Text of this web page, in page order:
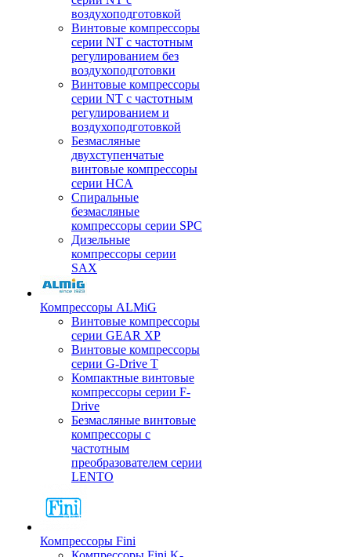
воздухоподготовкой
Винтовые компрессоры
серии NT с частотным
регулированием без
воздухоподготовки
Винтовые компрессоры
серии NT с частотным
регулированием и
воздухоподготовкой
Безмасляные
двухступенчатые
винтовые компрессоры
серии HCA
Спиральные
безмасляные
компрессоры серии SPC
Дизельные
компрессоры серии
SAX
Компрессоры ALMiG
Винтовые компрессоры
серии GEAR XP
Винтовые компрессоры
серии G-Drive T
Компактные винтовые
компрессоры серии F-
Drive
Безмасляные винтовые
компрессоры с
частотным
преобразователем серии
LENTO
Компрессоры Fini